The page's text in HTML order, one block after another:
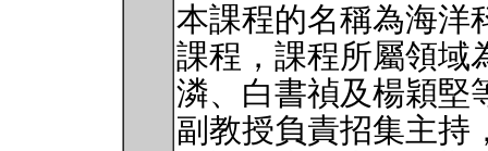
本課程的名稱為海洋
課程，課程所屬領域
潾、白書禎及楊穎堅
副教授負責招集主持